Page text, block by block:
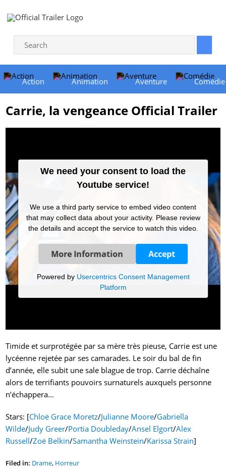
Action Animation Aventure Comédie
Carrie, la vengeance Official Trailer
We need your consent to load the
Youtube service!
We use a third party service to embed video content
that may collect data about your activity. Please review
the details and accept the service to watch this video.
More Information Accept
Powered by Usercentrics Consent Management
Platform
Timide et surprotégée par sa mère très pieuse, Carrie est une
lycéenne rejetée par ses camarades. Le soir du bal de fin
d’année, elle subit une sale blague de trop. Carrie déchaîne
alors de terrifiants pouvoirs surnaturels auxquels personne
n’échappera…
Stars: [Chloë Grace Moretz/Julianne Moore/Gabriella
Wilde/Judy Greer/Portia Doubleday/Ansel Elgort/Alex
Russell/Zoë Belkin/Samantha Weinstein/Karissa Strain]
Filed in: Drame, Horreur